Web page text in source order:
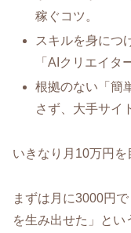
稼ぐコツ。
スキルを身につ
「AIクリエイタ
根拠のない「簡
さず、大手サイ
いきなり月10万円を
まずは月に3000円
を生み出せた」とい